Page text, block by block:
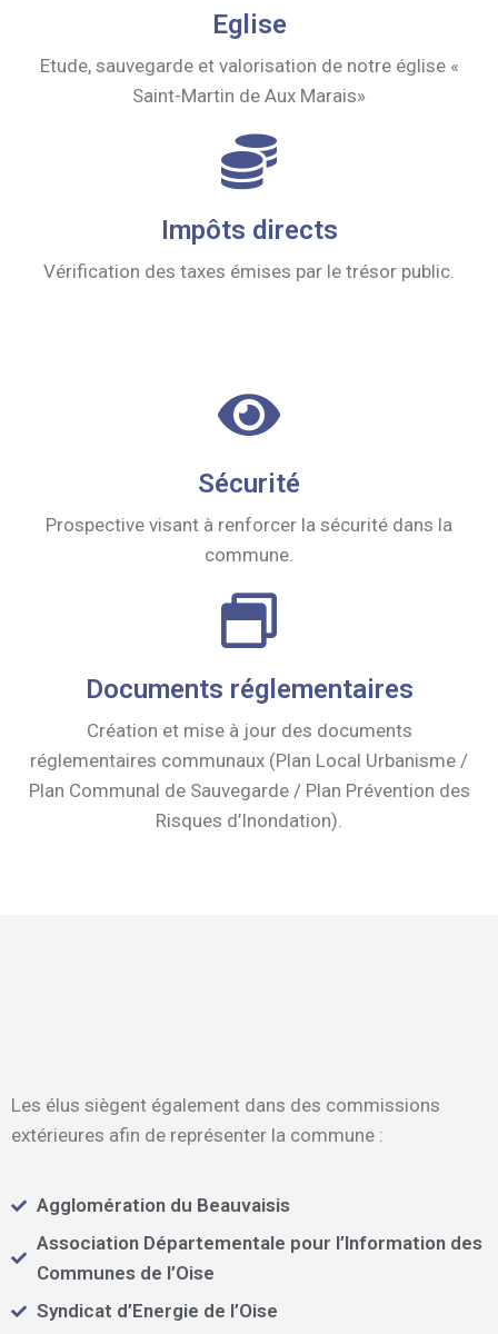
Eglise
Etude, sauvegarde et valorisation de notre église «
Saint-Martin de Aux Marais»
Impôts directs
Vérification des taxes émises par le trésor public.
Sécurité
Prospective visant à renforcer la sécurité dans la
commune.
Documents réglementaires
Création et mise à jour des documents
réglementaires communaux (Plan Local Urbanisme /
Plan Communal de Sauvegarde / Plan Prévention des
Risques d’Inondation).
Les élus siègent également dans des commissions
extérieures afin de représenter la commune :
Agglomération du Beauvaisis
Association Départementale pour l’Information des
Communes de l’Oise
Syndicat d’Energie de l’Oise